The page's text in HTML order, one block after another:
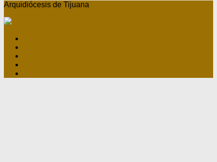
Arquidiócesis de Tijuana